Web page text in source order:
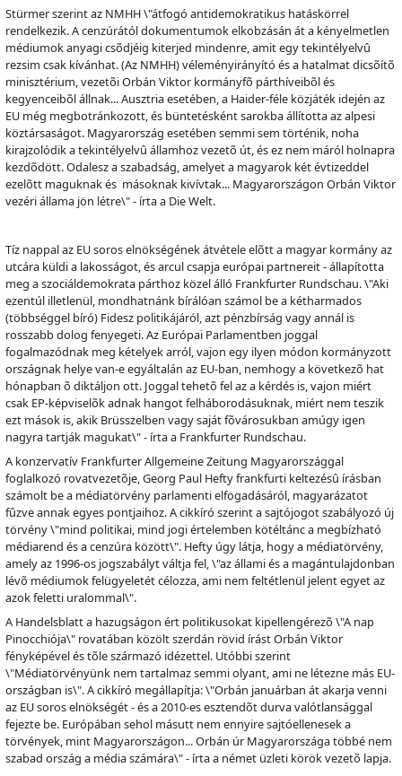
Stürmer szerint az NMHH \"átfogó antidemokratikus hatáskörrel
rendelkezik. A cenzúrától dokumentumok elkobzásán át a kényelmetlen
médiumok anyagi csõdjéig kiterjed mindenre, amit egy tekintélyelvû
rezsim csak kívánhat. (Az NMHH) véleményirányító és a hatalmat dicsõítõ
minisztérium, vezetõi Orbán Viktor kormányfõ párthíveibõl és
kegyenceibõl állnak... Ausztria esetében, a Haider-féle közjáték idején az
EU még megbotránkozott, és büntetésként sarokba állította az alpesi
köztársaságot. Magyarország esetében semmi sem történik, noha
kirajzolódik a tekintélyelvû államhoz vezetõ út, és ez nem máról holnapra
kezdõdött. Odalesz a szabadság, amelyet a magyarok két évtizeddel
ezelõtt maguknak és másoknak kivívtak... Magyarországon Orbán Viktor
vezéri állama jön létre\" - írta a Die Welt.
Tíz nappal az EU soros elnökségének átvétele elõtt a magyar kormány az
utcára küldi a lakosságot, és arcul csapja európai partnereit - állapította
meg a szociáldemokrata párthoz közel álló Frankfurter Rundschau. \"Aki
ezentúl illetlenül, mondhatnánk bírálóan számol be a kétharmados
(többséggel bíró) Fidesz politikájáról, azt pénzbírság vagy annál is
rosszabb dolog fenyegeti. Az Európai Parlamentben joggal
fogalmazódnak meg kételyek arról, vajon egy ilyen módon kormányzott
országnak helye van-e egyáltalán az EU-ban, nemhogy a következõ hat
hónapban õ diktáljon ott. Joggal tehetõ fel az a kérdés is, vajon miért
csak EP-képviselõk adnak hangot felháborodásuknak, miért nem teszik
ezt mások is, akik Brüsszelben vagy saját fõvárosukban amúgy igen
nagyra tartják magukat\" - írta a Frankfurter Rundschau.
A konzervatív Frankfurter Allgemeine Zeitung Magyarországgal
foglalkozó rovatvezetõje, Georg Paul Hefty frankfurti keltezésû írásban
számolt be a médiatörvény parlamenti elfogadásáról, magyarázatot
fûzve annak egyes pontjaihoz. A cikkíró szerint a sajtójogot szabályozó új
törvény \"mind politikai, mind jogi értelemben kötéltánc a megbízható
médiarend és a cenzúra között\". Hefty úgy látja, hogy a médiatörvény,
amely az 1996-os jogszabályt váltja fel, \"az állami és a magántulajdonban
lévõ médiumok felügyeletét célozza, ami nem feltétlenül jelent egyet az
azok feletti uralommal\".
A Handelsblatt a hazugságon ért politikusokat kipellengérezõ \"A nap
Pinocchiója\" rovatában közölt szerdán rövid írást Orbán Viktor
fényképével és tõle származó idézettel. Utóbbi szerint
\"Médiatörvényünk nem tartalmaz semmi olyant, ami ne létezne más EU-
országban is\". A cikkíró megállapítja: \"Orbán januárban át akarja venni
az EU soros elnökségét - és a 2010-es esztendõt durva valótlansággal
fejezte be. Európában sehol másutt nem ennyire sajtóellenesek a
törvények, mint Magyarországon... Orbán úr Magyarországa többé nem
szabad ország a média számára\" - írta a német üzleti körök vezetõ lapja.